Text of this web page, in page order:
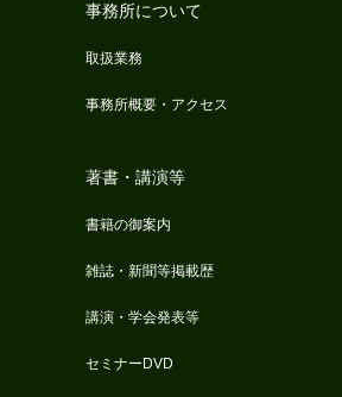
事務所について
取扱業務
事務所概要・アクセス
著書・講演等
書籍の御案内
雑誌・新聞等掲載歴
講演・学会発表等
セミナーDVD